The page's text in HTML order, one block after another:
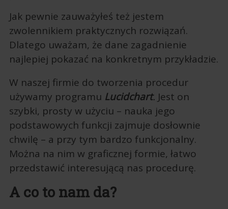
Jak pewnie zauważyłeś też jestem
zwolennikiem praktycznych rozwiązań.
Dlatego uważam, że dane zagadnienie
najlepiej pokazać na konkretnym przykładzie.
W naszej firmie do tworzenia procedur
używamy programu Lucidchart. Jest on
szybki, prosty w użyciu – nauka jego
podstawowych funkcji zajmuje dosłownie
chwilę – a przy tym bardzo funkcjonalny.
Można na nim w graficznej formie, łatwo
przedstawić interesującą nas procedurę.
A co to nam da?